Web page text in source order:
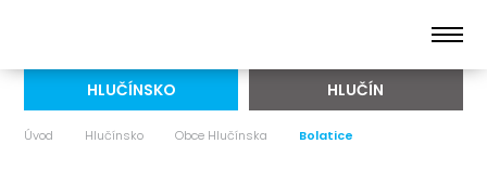
HLUČÍNSKO HLUČÍN
Úvod Hlučínsko Obce Hlučínska Bolatice